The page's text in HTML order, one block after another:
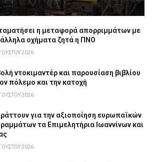
η μεταφορά απορριμμάτων με
οχήματα ζητά η ΠΝΟ
2026
ντοκιμαντέρ και παρουσίαση βιβλίου
πόλεμο και την κατοχή
2026
για την αξιοποίηση ευρωπαϊκών
τα Επιμελητήρια Ιωαννίνων και
2026